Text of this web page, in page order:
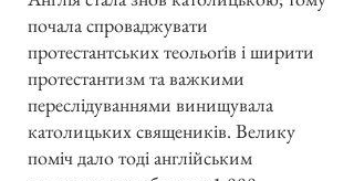
почала спроваджувати
протестантських теольоґів і ширити
протестантизм та важкими
переслідуваннями винищувала
католицьких священиків. Велику
поміч дало тоді англійським